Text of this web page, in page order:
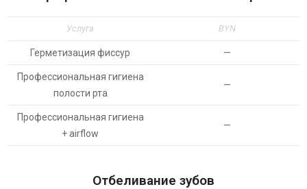
Услуга BYN
Герметизация фиссур —
Профессиональная гигиена
полости рта
—
Профессиональная гигиена
+ airflow
—
Отбеливание зубов